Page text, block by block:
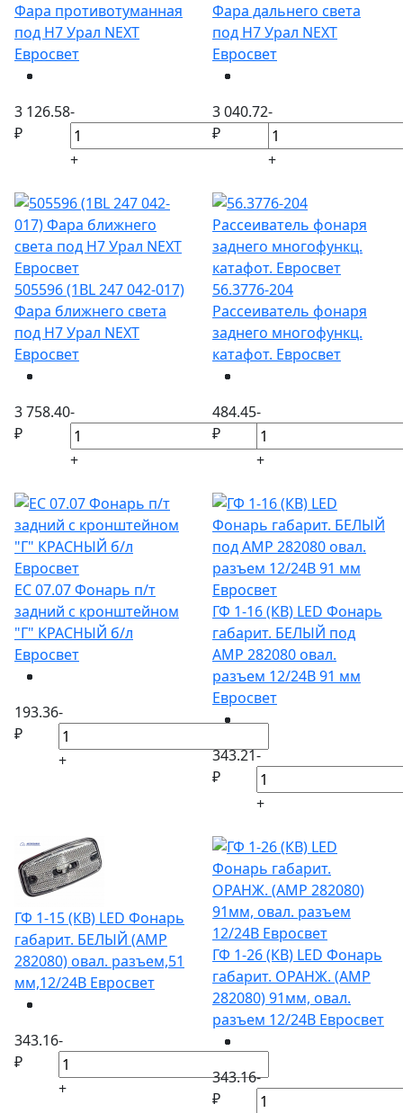
Фара противотуманная
под Н7 Урал NEXT
Евросвет
3 126.58
₽
-
+
Фара дальнего света
под Н7 Урал NEXT
Евросвет
3 040.72
₽
-
+
505596 (1BL 247 042-017)
Фара ближнего света
под Н7 Урал NEXT
Евросвет
3 758.40
₽
-
+
56.3776-204
Рассеиватель фонаря
заднего многофункц.
катафот. Евросвет
484.45
₽
-
+
ЕС 07.07 Фонарь п/т
задний с кронштейном
"Г" КРАСНЫЙ б/л
Евросвет
193.36
₽
-
+
ГФ 1-16 (КВ) LED Фонарь
габарит. БЕЛЫЙ под
АМР 282080 овал.
разъем 12/24В 91 мм
Евросвет
343.21
₽
-
+
ГФ 1-15 (КВ) LED Фонарь
габарит. БЕЛЫЙ (АМР
282080) овал. разъем,51
мм,12/24В Евросвет
343.16
₽
-
+
ГФ 1-26 (КВ) LED Фонарь
габарит. ОРАНЖ. (АМР
282080) 91мм, овал.
разъем 12/24В Евросвет
343.16
₽
-